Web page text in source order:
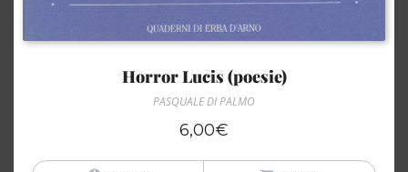
Horror Lucis (poesie)
PASQUALE DI PALMO
6,00€